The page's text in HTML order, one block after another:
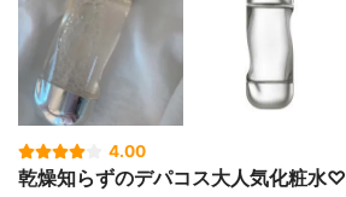
4.00
乾燥知らずのデパコス大人気化粧水♡